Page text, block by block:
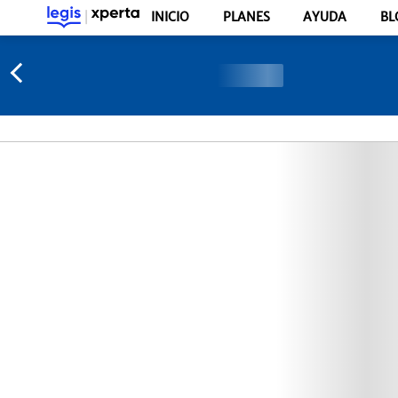
INICIO PLANES AYUDA